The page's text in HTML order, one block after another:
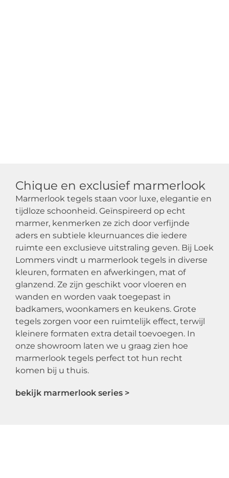
Chique en exclusief marmerlook
Marmerlook tegels staan voor luxe, elegantie en
tijdloze schoonheid. Geïnspireerd op echt
marmer, kenmerken ze zich door verfijnde
aders en subtiele kleurnuances die iedere
ruimte een exclusieve uitstraling geven. Bij Loek
Lommers vindt u marmerlook tegels in diverse
kleuren, formaten en afwerkingen, mat of
glanzend. Ze zijn geschikt voor vloeren en
wanden en worden vaak toegepast in
badkamers, woonkamers en keukens. Grote
tegels zorgen voor een ruimtelijk effect, terwijl
kleinere formaten extra detail toevoegen. In
onze showroom laten we u graag zien hoe
marmerlook tegels perfect tot hun recht
komen bij u thuis.
bekijk marmerlook series >